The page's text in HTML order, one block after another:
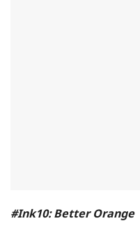
#Ink10: Better Orange